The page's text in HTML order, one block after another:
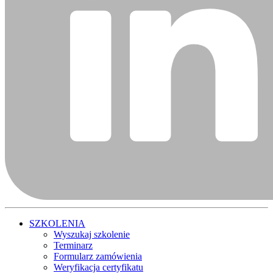
SZKOLENIA
Wyszukaj szkolenie
Terminarz
Formularz zamówienia
Weryfikacja certyfikatu